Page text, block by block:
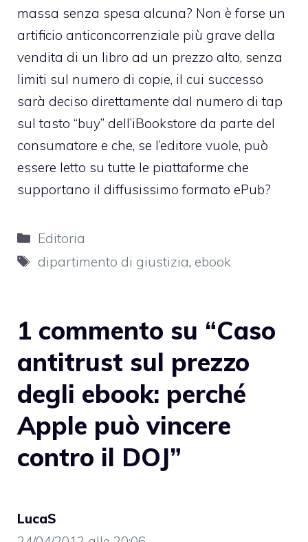
massa senza spesa alcuna? Non è forse un
artificio anticoncorrenziale più grave della
vendita di un libro ad un prezzo alto, senza
limiti sul numero di copie, il cui successo
sarà deciso direttamente dal numero di tap
sul tasto “buy” dell’iBookstore da parte del
consumatore e che, se l’editore vuole, può
essere letto su tutte le piattaforme che
supportano il diffusissimo formato ePub?
Categorie
Editoria
Tag
dipartimento di giustizia, ebook
1 commento su “Caso
antitrust sul prezzo
degli ebook: perché
Apple può vincere
contro il DOJ”
LucaS